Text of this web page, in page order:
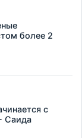
более 2
с
Саида